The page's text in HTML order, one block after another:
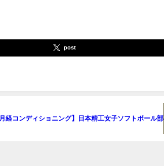
post
月経コンディショニング】日本精工女子ソフトボール部